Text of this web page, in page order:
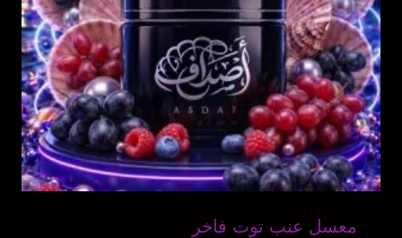
معسل عنب توت فاخر